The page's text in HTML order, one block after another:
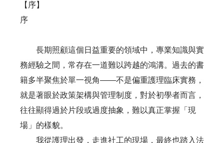
【序】
序
長期照顧這個日益重要的領域中，專業知識與實
務經驗之間，常存在一道難以跨越的鴻溝。過去的書
籍多半聚焦於單一視角——不是偏重護理臨床實務，
就是著眼於政策架構與管理制度，對於初學者而言，
往往顯得過於片段或過度抽象，難以真正掌握「現
場」的樣貌。
我從護理出發，走進社工的現場，最終也踏入法